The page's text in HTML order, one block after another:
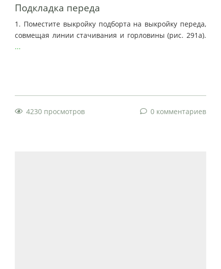
Подкладка переда
1. Поместите выкройку подборта на выкройку переда,
совмещая линии стачивания и горловины (рис. 291а).
...
4230 просмотров 0 комментариев